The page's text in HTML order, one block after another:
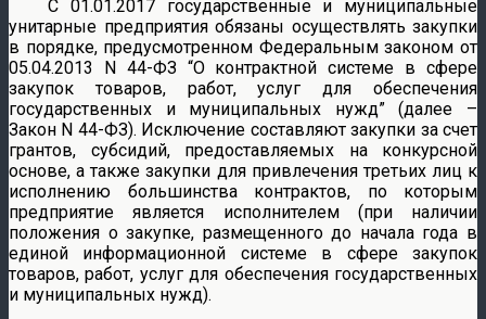
С 01.01.2017 государственные и муниципальные
унитарные предприятия обязаны осуществлять закупки
в порядке, предусмотренном Федеральным законом от
05.04.2013 N 44-ФЗ “О контрактной системе в сфере
закупок товаров, работ, услуг для обеспечения
государственных и муниципальных нужд” (далее –
Закон N 44-ФЗ). Исключение составляют закупки за счет
грантов, субсидий, предоставляемых на конкурсной
основе, а также закупки для привлечения третьих лиц к
исполнению большинства контрактов, по которым
предприятие является исполнителем (при наличии
положения о закупке, размещенного до начала года в
единой информационной системе в сфере закупок
товаров, работ, услуг для обеспечения государственных
и муниципальных нужд).